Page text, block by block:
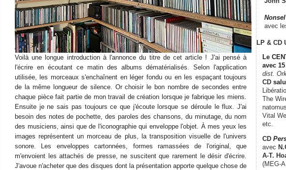
Voilà une longue introduction à l'annonce du titre de cet article ! J'ai pensé à
l'écrire en écoutant ce matin des albums dématérialisés. Selon l'application
utilisée, les morceaux s'enchaînent en léger fondu ou en les espaçant toujours
de la même longueur de silence. Or choisir le bon nombre de secondes entre
chaque pièce fait partie de mon travail de création lorsque je fabrique les miens.
Ensuite je ne sais pas toujours ce que j'écoute lorsque se déroule le flux. J'ai
besoin des notes de pochette, des paroles des chansons, du minutage, du nom
des musiciens, ainsi que de l'iconographie qui enveloppe l'objet. À mes yeux les
images représentent un morceau de plus, la transposition visuelle de l'univers
sonore. Les enveloppes cartonnées, formes ramassées de l'original, que
m'envoient les attachés de presse, ne suscitent que rarement le désir d'écrire.
J'avoue n'acheter que des disques dont la présentation apporte quelque chose de
avec
LP & CD
Le
avec
dist.
CD
The
Vital
etc.
CD
avec
A-T.
(MEG-